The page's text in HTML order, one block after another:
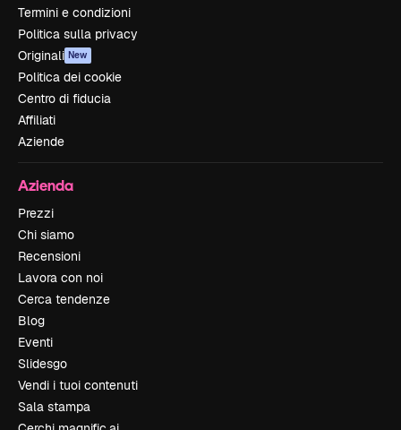
Termini e condizioni
Politica sulla privacy
Originali New
Politica dei cookie
Centro di fiducia
Affiliati
Aziende
Azienda
Prezzi
Chi siamo
Recensioni
Lavora con noi
Cerca tendenze
Blog
Eventi
Slidesgo
Vendi i tuoi contenuti
Sala stampa